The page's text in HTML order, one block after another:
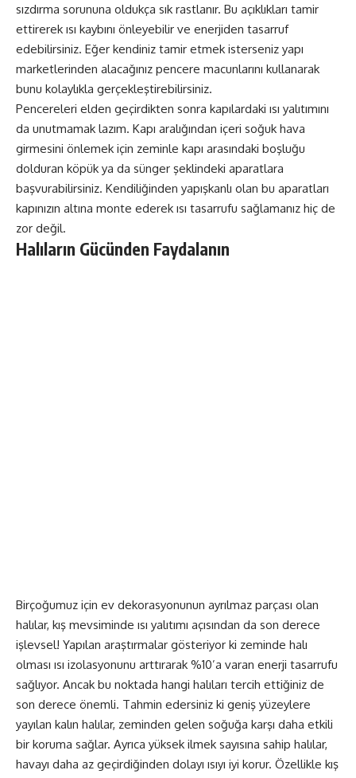
sızdırma sorununa oldukça sık rastlanır. Bu açıklıkları tamir
ettirerek ısı kaybını önleyebilir ve enerjiden tasarruf
edebilirsiniz. Eğer kendiniz tamir etmek isterseniz yapı
marketlerinden alacağınız pencere macunlarını kullanarak
bunu kolaylıkla gerçekleştirebilirsiniz.
Pencereleri elden geçirdikten sonra kapılardaki ısı yalıtımını
da unutmamak lazım. Kapı aralığından içeri soğuk hava
girmesini önlemek için zeminle kapı arasındaki boşluğu
dolduran köpük ya da sünger şeklindeki aparatlara
başvurabilirsiniz. Kendiliğinden yapışkanlı olan bu aparatları
kapınızın altına monte ederek ısı tasarrufu sağlamanız hiç de
zor değil.
Halıların Gücünden Faydalanın
Birçoğumuz için ev dekorasyonunun ayrılmaz parçası olan
halılar, kış mevsiminde ısı yalıtımı açısından da son derece
işlevsel! Yapılan araştırmalar gösteriyor ki zeminde halı
olması ısı izolasyonunu arttırarak %10’a varan enerji tasarrufu
sağlıyor. Ancak bu noktada hangi halıları tercih ettiğiniz de
son derece önemli. Tahmin edersiniz ki geniş yüzeylere
yayılan kalın halılar, zeminden gelen soğuğa karşı daha etkili
bir koruma sağlar. Ayrıca yüksek ilmek sayısına sahip halılar,
havayı daha az geçirdiğinden dolayı ısıyı iyi korur. Özellikle kış